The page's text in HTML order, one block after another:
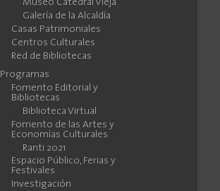
Museo Catedral Vieja
Galería de la Alcaldía
Casas Patrimoniales
Centros Culturales
Red de Bibliotecas
Programas
Fomento Editorial y
Bibliotecas
Biblioteca Virtual
Fomento de las Artes y
Economías Culturales
Ranti 2021
Espacio Público, Ferias y
Festivales
Investigación